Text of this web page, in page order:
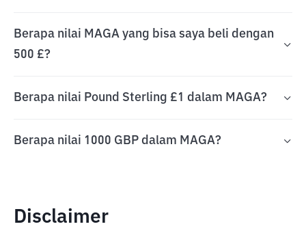
Berapa nilai MAGA yang bisa saya beli dengan
500 £?
Berapa nilai Pound Sterling £1 dalam MAGA?
Berapa nilai 1000 GBP dalam MAGA?
Disclaimer